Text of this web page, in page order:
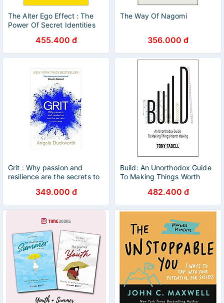
The Alter Ego Effect : The
Power Of Secret Identities
455.400 đ
The Way Of Nagomi
356.000 đ
Grit : Why passion and
resilience are the secrets to
349.000 đ
Build: An Unorthodox Guide
To Making Things Worth
482.400 đ